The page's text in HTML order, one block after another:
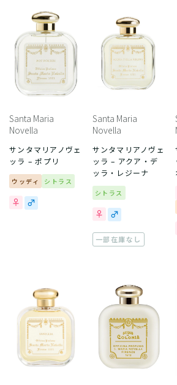
Santa Maria
Novella
サンタマリアノヴェ
ッラ – ポプリ
ウッディ シトラス
Santa Maria
Novella
サンタマリアノヴェ
ッラ – アクア・デ
ッラ・レジーナ
シトラス
一部在庫なし